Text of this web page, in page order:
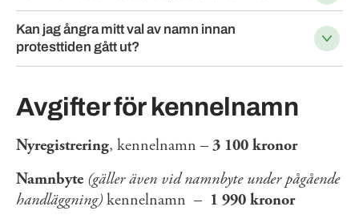
Kan jag ångra mitt val av namn innan
protesttiden gått ut?
Avgifter för kennelnamn
Nyregistrering, kennelnamn – 3 100 kronor
Namnbyte (gäller även vid namnbyte under pågående
handläggning) kennelnamn – 1 990 kronor